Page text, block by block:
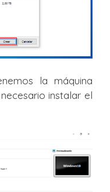
la máquina
instalar el